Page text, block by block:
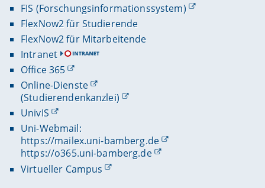
FIS (Forschungsinformationssystem)
FlexNow2 für Studierende
FlexNow2 für Mitarbeitende
Intranet
Office 365
Online-Dienste
(Studierendenkanzlei)
UnivIS
Uni-Webmail:
https://mailex.uni-bamberg.de
https://o365.uni-bamberg.de
Virtueller Campus